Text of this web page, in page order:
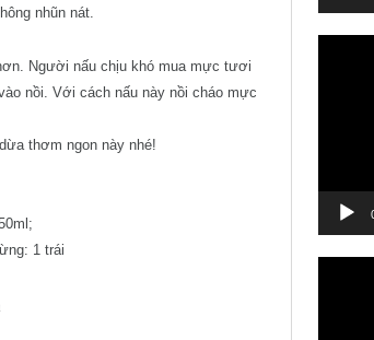
nhũn nát.
Người nấu chịu khó mua mực tươi
nồi. Với cách nấu này nồi cháo mực
thơm ngon này nhé!
1 trái